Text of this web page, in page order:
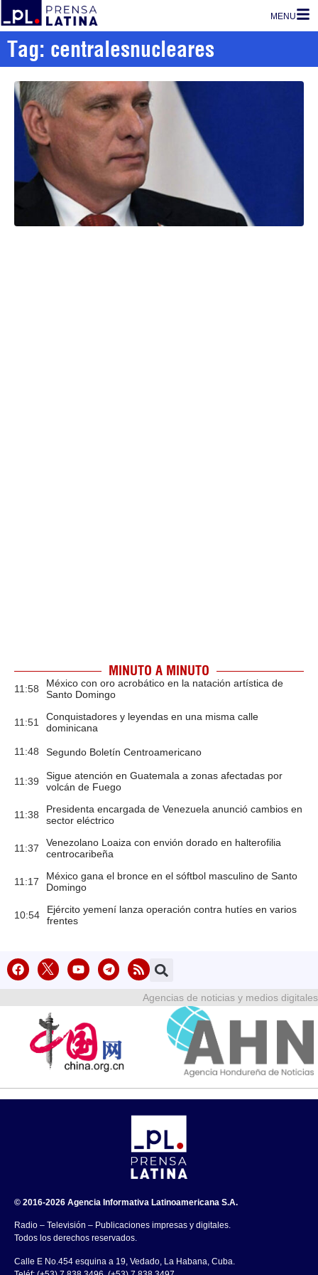
MENU
Tag: centralesnucleares
MINUTO A MINUTO
11:58
México con oro acrobático en la natación artística de
Santo Domingo
11:51
Conquistadores y leyendas en una misma calle
dominicana
11:48 Segundo Boletín Centroamericano
11:39
Sigue atención en Guatemala a zonas afectadas por
volcán de Fuego
11:38
Presidenta encargada de Venezuela anunció cambios en
sector eléctrico
11:37
Venezolano Loaiza con envión dorado en halterofilia
centrocaribeña
11:17
México gana el bronce en el sóftbol masculino de Santo
Domingo
10:54
Ejército yemení lanza operación contra hutíes en varios
frentes
Agencias de noticias y medios digitales
© 2016-2026 Agencia Informativa Latinoamericana S.A.
Radio – Televisión – Publicaciones impresas y digitales.
Todos los derechos reservados.
Calle E No.454 esquina a 19, Vedado, La Habana, Cuba.